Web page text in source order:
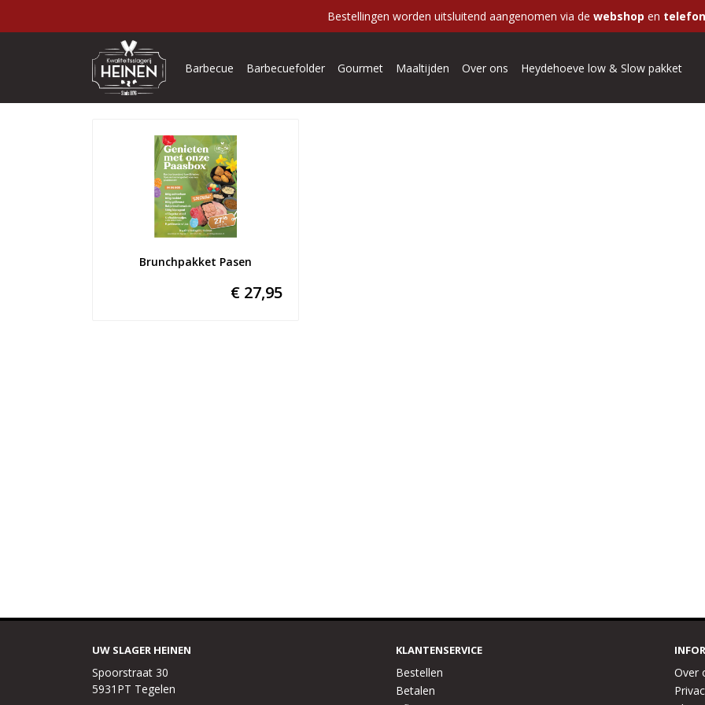
Bestellingen worden uitsluitend aangenomen via de webshop en
Barbecue Barbecuefolder Gourmet Maaltijden Over ons Heydehoeve low & Slow pakket
Brunchpakket Pasen
€ 27,95
UW SLAGER HEINEN
Spoorstraat 30
5931PT Tegelen
KLANTENSERVICE
Bestellen
Betalen
Over